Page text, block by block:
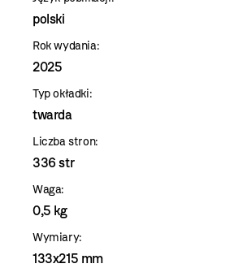
polski
Rok wydania:
2025
Typ okładki:
twarda
Liczba stron:
336 str
Waga:
0,5 kg
Wymiary:
133x215 mm